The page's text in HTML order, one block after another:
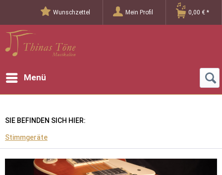
Wunschzettel Mein Profil 0,00 € *
Menü
SIE BEFINDEN SICH HIER:
Stimmgeräte